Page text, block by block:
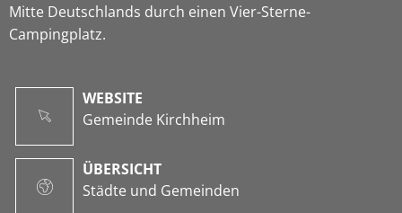
Mitte Deutschlands durch einen Vier-Sterne-
Campingplatz.
WEBSITE
Gemeinde Kirchheim
ÜBERSICHT
Städte und Gemeinden